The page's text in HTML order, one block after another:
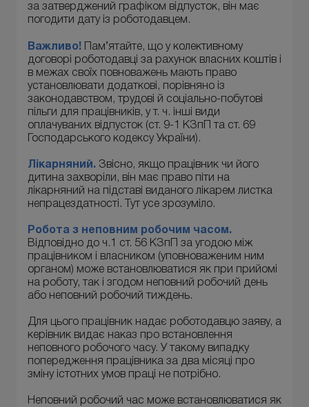
за затверджений графіком відпусток, він має
погодити дату із роботодавцем.
Важливо! Пам’ятайте, що у колективному
договорі роботодавці за рахунок власних коштів і
в межах своїх повноважень мають право
установлювати додаткові, порівняно із
законодавством, трудові й соціально-побутові
пільги для працівників, у т. ч. інші види
оплачуваних відпусток (ст. 9-1 КЗпП та ст. 69
Господарського кодексу України).
Лікарняний. Звісно, якщо працівник чи його
дитина захворіли, він має право піти на
лікарняний на підставі виданого лікарем листка
непрацездатності. Тут усе зрозуміло.
Робота з неповним робочим часом.
Відповідно до ч.1 ст. 56 КЗпП за угодою між
працівником і власником (уповноваженим ним
органом) може встановлюватися як при прийомі
на роботу, так і згодом неповний робочий день
або неповний робочий тиждень.
Для цього працівник надає роботодавцю заяву, а
керівник видає наказ про встановлення
неповного робочого часу. У такому випадку
попередження працівника за два місяці про
зміну істотних умов праці не потрібно.
Неповний робочий час може встановлюватися як